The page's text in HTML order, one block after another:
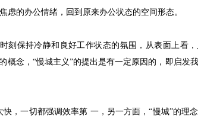
虑的办公情绪，回到原来办公状态的空间形态。
刻保持冷静和良好工作状态的氛围，从表面上看
概念，“慢城主义”的提出是有一定原因的，即启发
，一切都强调效率第 一，另一方面，“慢城”的理